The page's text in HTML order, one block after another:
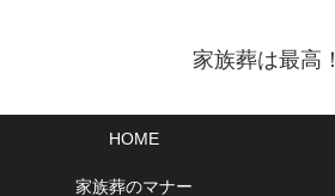
家族葬は最高！
HOME
家族葬のマナー